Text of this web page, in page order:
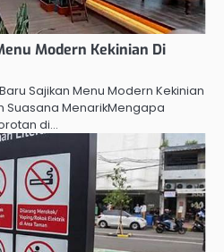
Modern Kekinian Di
Sajikan Menu Modern Kekinian
Suasana MenarikMengapa
di…